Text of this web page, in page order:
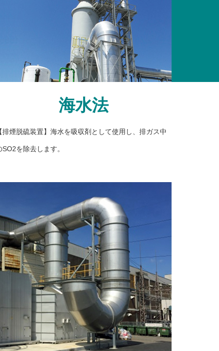
海水法
【排煙脱硫装置】海水を吸収剤として使用し、排ガス中
SO2を除去します。